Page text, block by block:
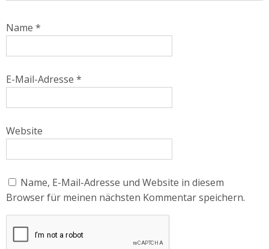
Name *
E-Mail-Adresse *
Website
Name, E-Mail-Adresse und Website in diesem
Browser für meinen nächsten Kommentar speichern.